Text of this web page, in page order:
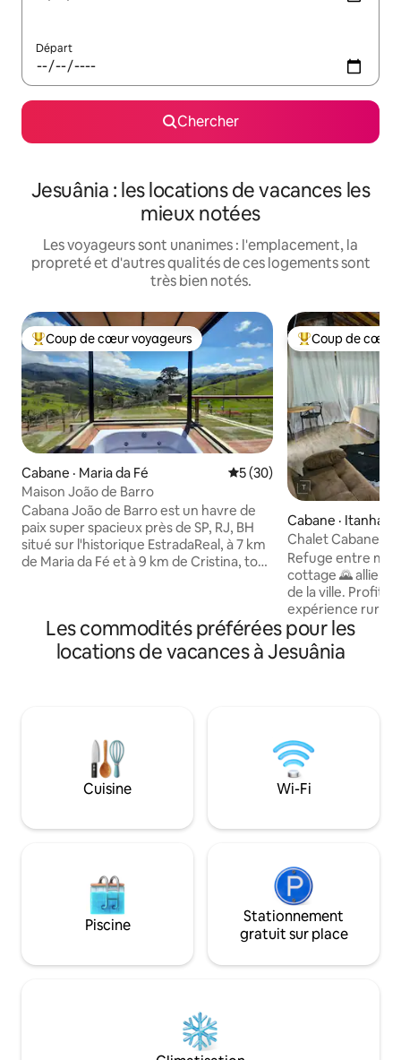
Départ
Chercher
Jesuânia : les locations de vacances les
mieux notées
Les voyageurs sont unanimes : l'emplacement, la
propreté et d'autres qualités de ces logements sont
très bien notés.
Coup de cœur voyageurs parmi les plus aimés
Coup de cœur voyageurs
Cabane · Maria da Fé Note moyenne de 5 sur 5,
5 (30)
Maison João de Barro
Cabana João de Barro est un havre de
paix super spacieux près de SP, RJ, BH
situé sur l'historique EstradaReal, à 7 km
de Maria da Fé et à 9 km de Cristina, tous
connaissez les plantations d'oliviers, les
cafés, les champignons et l'artisanat.
Notre eau vient directement de la
Coup de cœur
Coup de cœur
Cabane ·
Chalet Cabane 50
Refuge entre
cottage 🌄 allie
de la ville.
expérience rurale
incroyables, et la
Queijaria 50 et
primés ! En tant
chaleur et saveur ! Vous voulez en
plus sur
primés et la
message !
Les commodités préférées pour les
locations de vacances à Jesuânia
Cuisine Wi-Fi
Piscine
Stationnement
gratuit sur place